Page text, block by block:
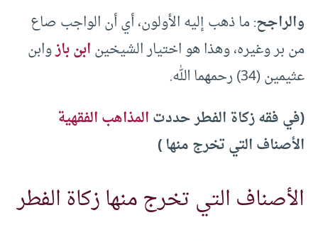
والراجح: ما ذهب إليه الأولون، أي أن الواجب صاع
من بر وغيره، وهذا هو اختيار الشيخينابن بازوابن
عثيمين (34) رحمهما الله.
(في فقه زكاة الفطر حددتالمذاهب الفقهية
الأصناف التي تخرج منها )
الأصناف التي تخرج منها زكاة الفطر